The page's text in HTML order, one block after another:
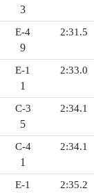
3
E-4
9
2:31.5
E-1
1
2:33.0
C-3
5
2:34.1
C-4
1
2:34.1
E-1 2:35.2